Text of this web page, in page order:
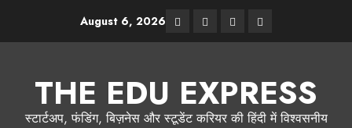
content
August 6, 2026 FacebookInstagram
TwitterLinkedIn
THE EDU EXPRESS
स्टार्टअप, फंडिंग, बिज़नेस और स्टूडेंट करियर की हिंदी में विश्वसनीय